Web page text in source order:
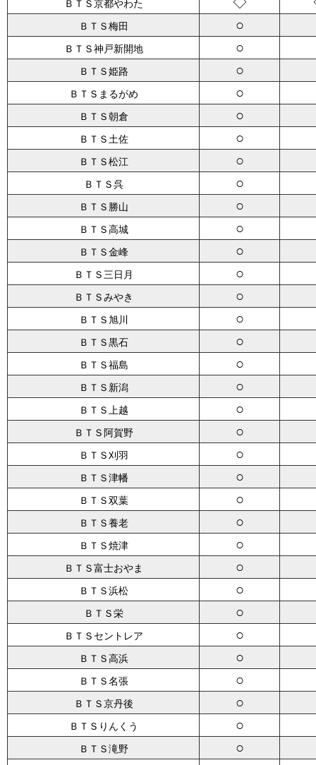
ＢＴＳ京都やわた
ＢＴＳ梅田 ○
ＢＴＳ神戸新開地 ○
ＢＴＳ姫路 ○
ＢＴＳまるがめ ○
ＢＴＳ朝倉 ○
ＢＴＳ土佐 ○
ＢＴＳ松江 ○
ＢＴＳ呉 ○
ＢＴＳ勝山 ○
ＢＴＳ高城 ○
ＢＴＳ金峰 ○
ＢＴＳ三日月 ○
ＢＴＳみやき ○
ＢＴＳ旭川 ○
ＢＴＳ黒石 ○
ＢＴＳ福島 ○
ＢＴＳ新潟 ○
ＢＴＳ上越 ○
ＢＴＳ阿賀野 ○
ＢＴＳ刈羽 ○
ＢＴＳ津幡 ○
ＢＴＳ双葉 ○
ＢＴＳ養老 ○
ＢＴＳ焼津 ○
ＢＴＳ富士おやま ○
ＢＴＳ浜松 ○
ＢＴＳ栄 ○
ＢＴＳセントレア ○
ＢＴＳ高浜 ○
ＢＴＳ名張 ○
ＢＴＳ京丹後 ○
ＢＴＳりんくう ○
ＢＴＳ滝野 ○